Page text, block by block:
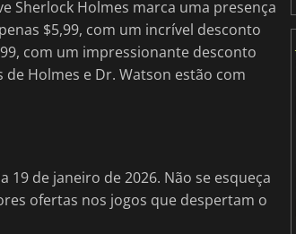
Sherlock Holmes marca uma presença
$5,99, com um incrível desconto
com um impressionante desconto
Holmes e Dr. Watson estão com
19 de janeiro de 2026. Não se esqueça
ofertas nos jogos que despertam o